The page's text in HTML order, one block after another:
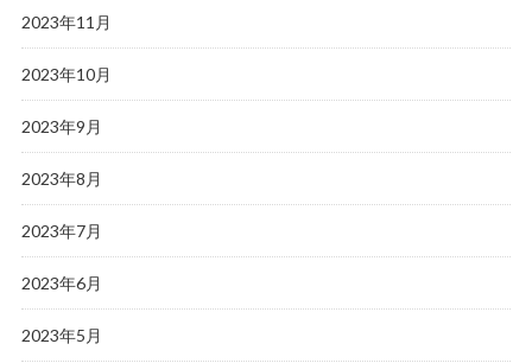
2023年11月
2023年10月
2023年9月
2023年8月
2023年7月
2023年6月
2023年5月